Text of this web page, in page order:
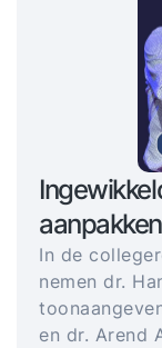
In de
nemen dr.
en dr. Arend